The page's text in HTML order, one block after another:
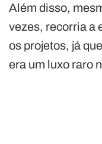
Além disso,
vezes, recorria a
os projetos, já
era um luxo raro